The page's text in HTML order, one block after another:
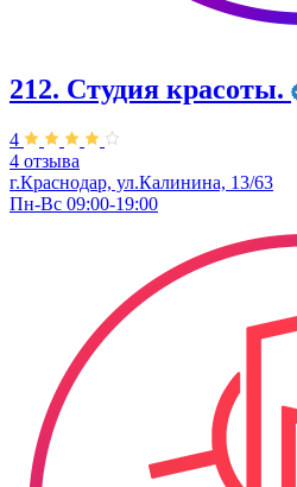
212. Студия красоты.
4
4 отзыва
г.Краснодар, ул.Калинина, 13/63
Пн-Вс 09:00-19:00